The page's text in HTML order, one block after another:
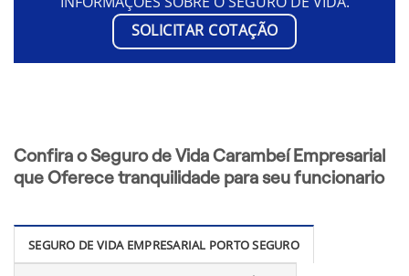
SOLICITAR COTAÇÃO
Confira o Seguro de Vida Carambeí Empresarial
que Oferece tranquilidade para seu funcionario
SEGURO DE VIDA EMPRESARIAL PORTO SEGURO